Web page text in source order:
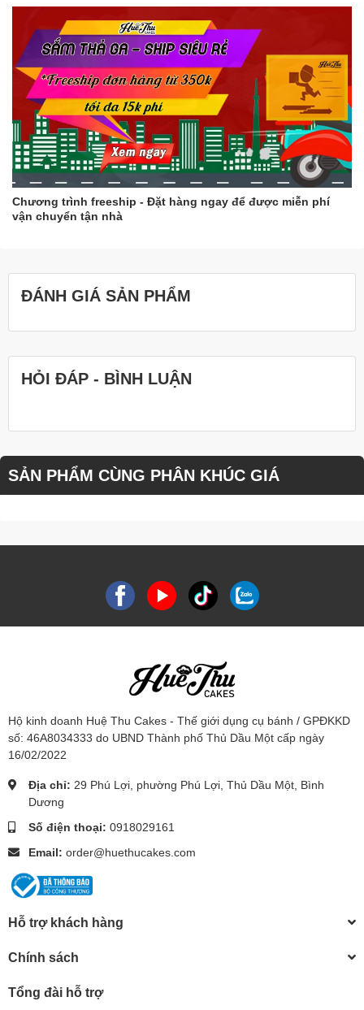
Chương trình freeship - Đặt hàng ngay để được miễn phí
vận chuyển tận nhà
ĐÁNH GIÁ SẢN PHẨM
HỎI ĐÁP - BÌNH LUẬN
SẢN PHẨM CÙNG PHÂN KHÚC GIÁ
Hộ kinh doanh Huệ Thu Cakes - Thế giới dụng cụ bánh / GPĐKKD
số: 46A8034333 do UBND Thành phố Thủ Dầu Một cấp ngày
16/02/2022
Địa chỉ: 29 Phú Lợi, phường Phú Lợi, Thủ Dầu Một, Bình
Dương
Số điện thoại: 0918029161
Email: order@huethucakes.com
Hỗ trợ khách hàng
Chính sách
Tổng đài hỗ trợ